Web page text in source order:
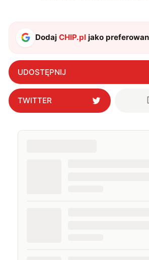
DodajCHIP.pl jako
UDOSTĘPNIJ
TWITTER